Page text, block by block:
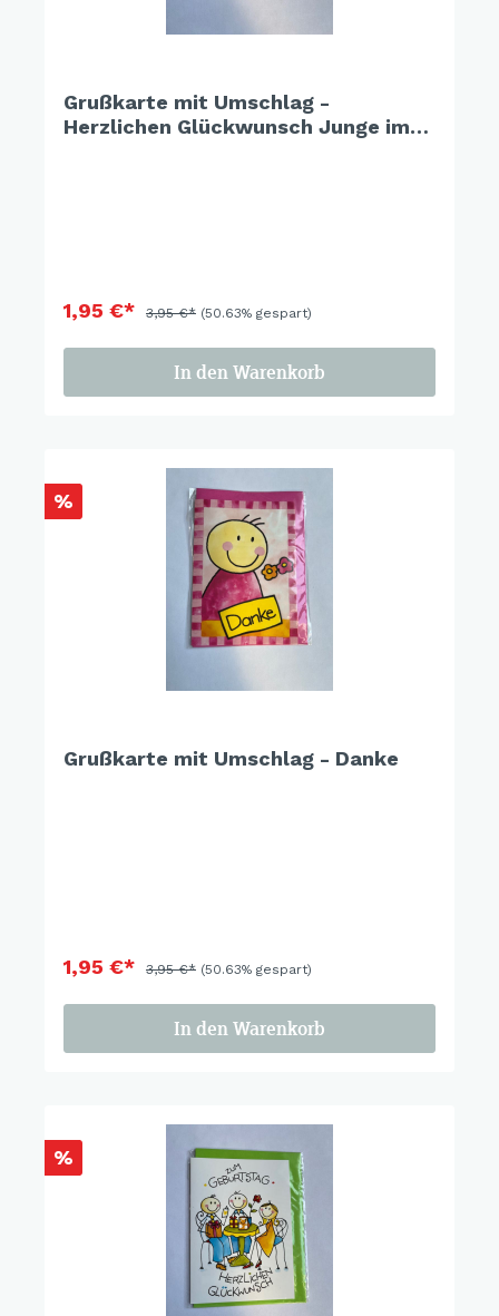
Grußkarte mit Umschlag -
Herzlichen Glückwunsch Junge im
1,95 €* 3,95 €* (50.63% gespart)
In den Warenkorb
%
Grußkarte mit Umschlag - Danke
1,95 €* 3,95 €* (50.63% gespart)
In den Warenkorb
%